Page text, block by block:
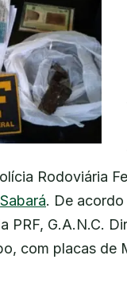
Rodoviária
Sabará. De acordo
PRF, G.A.N.C.
com placas de